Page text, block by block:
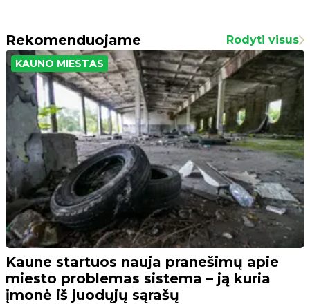
Rekomenduojame Rodyti visus
KAUNO MIESTAS
Kaune startuos nauja pranešimų apie
miesto problemas sistema – ją kuria
įmonė iš juodųjų sąrašų